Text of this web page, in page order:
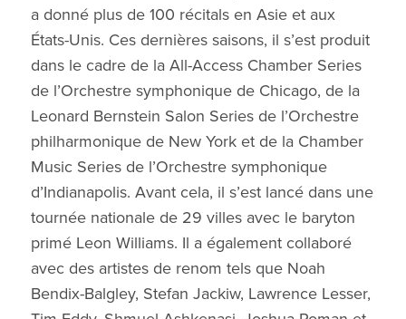
a donné plus de 100 récitals en Asie et aux
États-Unis. Ces dernières saisons, il s’est produit
dans le cadre de la All-Access Chamber Series
de l’Orchestre symphonique de Chicago, de la
Leonard Bernstein Salon Series de l’Orchestre
philharmonique de New York et de la Chamber
Music Series de l’Orchestre symphonique
d’Indianapolis. Avant cela, il s’est lancé dans une
tournée nationale de 29 villes avec le baryton
primé Leon Williams. Il a également collaboré
avec des artistes de renom tels que Noah
Bendix-Balgley, Stefan Jackiw, Lawrence Lesser,